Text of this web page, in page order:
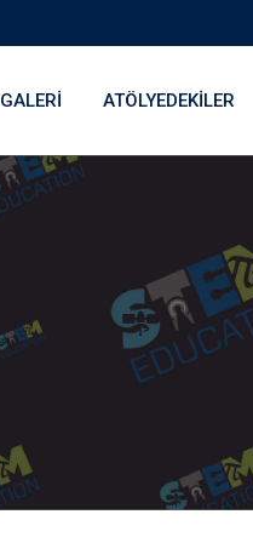
GALERI ATÖLYEDEKILER